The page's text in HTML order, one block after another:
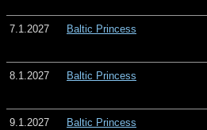
7.1.2027 Baltic Princess
8.1.2027 Baltic Princess
9.1.2027 Baltic Princess